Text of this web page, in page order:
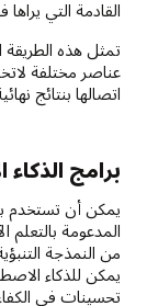
القادمة التي يراها
تمثل هذه الطريقة
عناصر مختلفة
اتصالها بنتائج
برامج
يمكن أن تستخدم
المدعومة بالتعلم
من النمذجة
يمكن للذكاء